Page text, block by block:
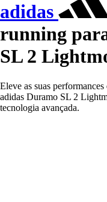
adidas
running
SL 2
Eleve as suas
adidas Duramo SL 2
tecnologia avançada.